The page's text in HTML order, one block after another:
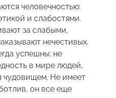
человечностью:
и слабостями.
за слабыми,
нечестивых.
успешны: не
в мире людей,
чудовищем. Не имеет
он все еще